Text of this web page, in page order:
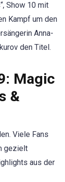
Show 10 mit
Kampf um den
Anna-
den Titel.
Magic
&
Viele Fans
gezielt
aus der